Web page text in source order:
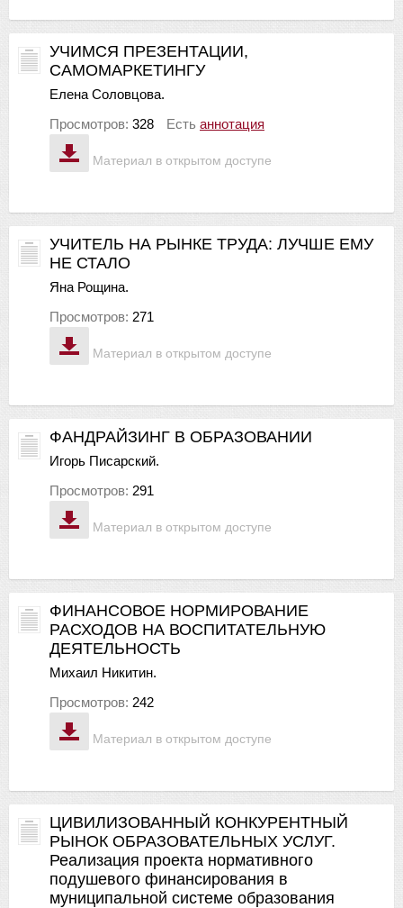
Материал в открытом доступе
УЧИМСЯ ПРЕЗЕНТАЦИИ,
САМОМАРКЕТИНГУ
Елена Соловцова.
Просмотров: 328 Есть аннотация
Материал в открытом доступе
УЧИТЕЛЬ НА РЫНКЕ ТРУДА: ЛУЧШЕ ЕМУ
НЕ СТАЛО
Яна Рощина.
Просмотров: 271
Материал в открытом доступе
ФАНДРАЙЗИНГ В ОБРАЗОВАНИИ
Игорь Писарский.
Просмотров: 291
Материал в открытом доступе
ФИНАНСОВОЕ НОРМИРОВАНИЕ
РАСХОДОВ НА ВОСПИТАТЕЛЬНУЮ
ДЕЯТЕЛЬНОСТЬ
Михаил Никитин.
Просмотров: 242
ЦИВИЛИЗОВАННЫЙ КОНКУРЕНТНЫЙ
РЫНОК ОБРАЗОВАТЕЛЬНЫХ УСЛУГ.
Реализация проекта нормативного
подушевого финансирования в
муниципальной системе образования